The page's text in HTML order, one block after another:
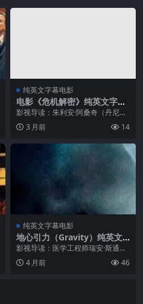
纯英文字幕电影
电影《危机解密》纯英文字幕
高清MP4下载
影视导读：朱利安·阿桑奇（丹尼尔·
布鲁赫饰）创立了维基解密，一个
旨在公开政府和企业机密文件的平
政府的机密文件时，包括伊拉克战
3 月前 14
纯英文字幕电影
地心引力（Gravity）纯英文
字幕MP4下载
影视导读：医学工程师瑞安·斯通
（桑德拉·布洛克饰）在一次太空行
走事故中与乔治·克鲁尼饰演的宇航
4 月前 46